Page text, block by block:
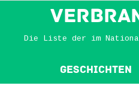
Die Liste der im
Geschichten